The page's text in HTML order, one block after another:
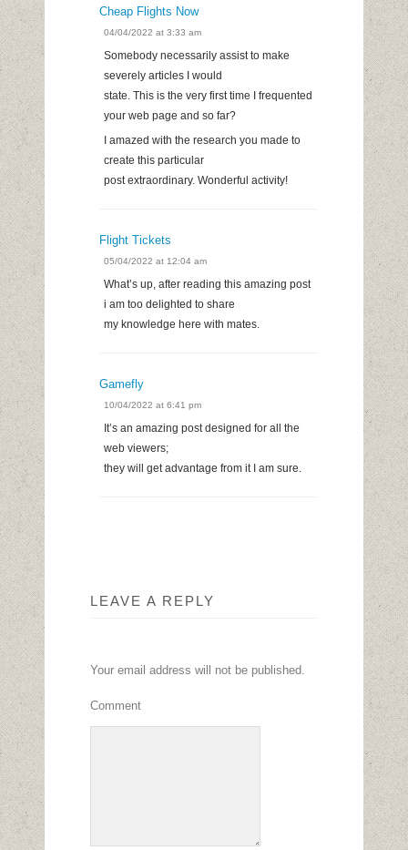
Cheap Flights Now
04/04/2022 at 3:33 am
Somebody necessarily assist to make
severely articles I would
state. This is the very first time I frequented
your web page and so far?
I amazed with the research you made to
create this particular
post extraordinary. Wonderful activity!
Flight Tickets
05/04/2022 at 12:04 am
What’s up, after reading this amazing post
i am too delighted to share
my knowledge here with mates.
Gamefly
10/04/2022 at 6:41 pm
It’s an amazing post designed for all the
web viewers;
they will get advantage from it I am sure.
LEAVE A REPLY
Your email address will not be published.
Comment